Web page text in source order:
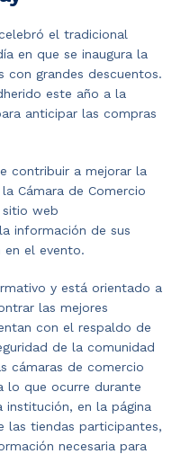
el tradicional
en que se inaugura la
con grandes descuentos.
este año a la
anticipar las compras
contribuir a mejorar la
Cámara de Comercio
sitio web
información de sus
en el evento.
y está orientado a
las mejores
con el respaldo de
de la comunidad
cámaras de comercio
lo que ocurre durante
institución, en la página
las tiendas participantes,
necesaria para